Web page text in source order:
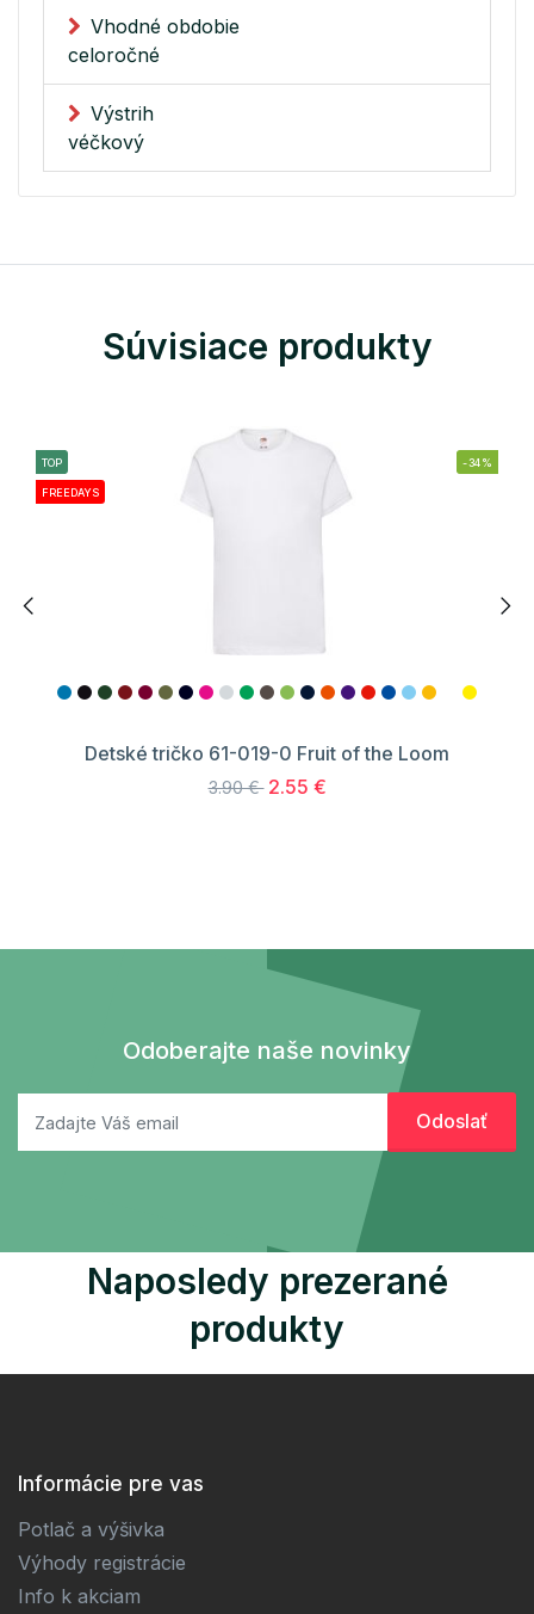
Vhodné obdobie
celoročné
Výstrih
véčkový
Súvisiace produkty
TOP
FREEDAYS
-34%
Detské tričko 61-019-0 Fruit of the Loom
3.90 € 2.55 €
Odoberajte naše novinky
Naposledy prezerané
produkty
Informácie pre vas
Potlač a výšivka
Výhody registrácie
Info k akciam